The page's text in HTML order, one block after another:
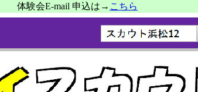
体験会E-mail 申込は→ こちら